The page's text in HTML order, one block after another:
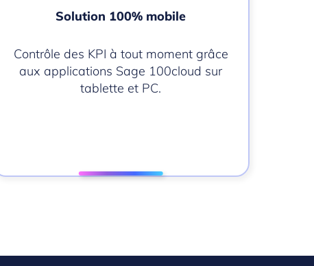
Solution 100% mobile
Contrôle des KPI à tout moment grâce
aux applications Sage 100cloud sur
tablette et PC.